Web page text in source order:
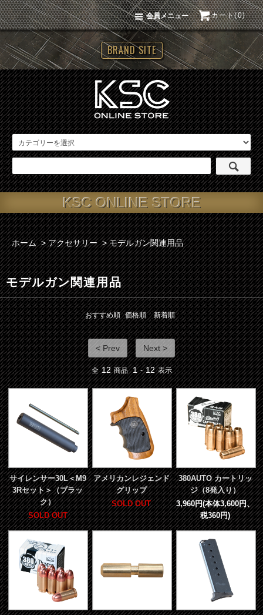
カート(0)
会員メニュー
BRAND SITE
KSC ONLINE STORE
ホーム >アクセサリー >モデルガン関連用品
モデルガン関連用品
おすすめ順 価格順 新着順
< Prev Next >
全 12 商品 1 - 12 表示
サイレンサー30L＜M9
3Rセット＞（ブラッ
ク）
SOLD OUT
アメリカンレジェンド
グリップ
SOLD OUT
380AUTO カートリッ
ジ（8発入り）
3,960円(本体3,600円、
税360円)